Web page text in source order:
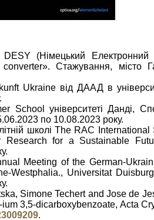
(Німецький Електронний
Стажування, місто
Ukraine від ДААД в
School університеті Данді,
по 10.08.2023 року.
школі The RAC
for a Sustainable
Meeting of the German-
Westphalia., Universitat
Simone Techert and Jose de
3,5-dicarboxybenzoate, Acta
.